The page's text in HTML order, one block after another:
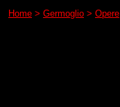
Home > Germoglio > Opere